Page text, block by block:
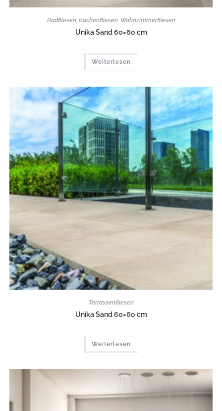
Badfliesen, Küchenfliesen, Wohnzimmerfliesen
Unika Sand 60×60 cm
Weiterlesen
Terrassenfliesen
Unika Sand 60×60 cm
Weiterlesen